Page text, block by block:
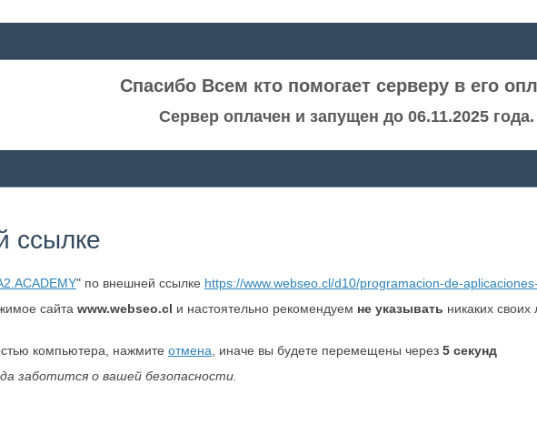
Спасибо Всем кто помогает серверу в его
Сервер оплачен и запущен до 06.11.2025 года.
ссылке
" по внешней ссылке https://www.webseo.cl/d10/programacion-de-
сайта www.webseo.cl и настоятельно рекомендуем не указывать никаких
компьютера, нажмите отмена , иначе вы будете перемещены через 5секунд
заботится о вашей безопасности.